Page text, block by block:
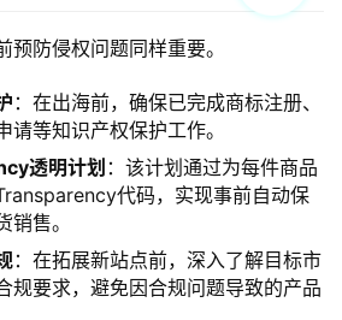
防侵权问题同样重要。
：在出海前，确保已完成商标注册、
请等知识产权保护工作。
透明计划 ：该计划通过为每件商品
代码，实现事前自动保
售。
：在拓展新站点前，深入了解目标市
规要求，避免因合规问题导致的产品